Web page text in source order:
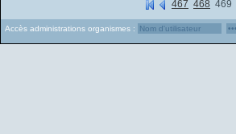
467 468 469
Accès administrations organismes :